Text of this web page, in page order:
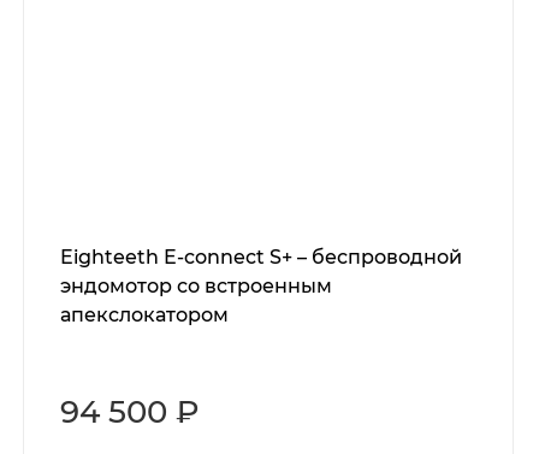
Eighteeth E-connect S+ – беспроводной
эндомотор со встроенным
апекслокатором
94 500 ₽